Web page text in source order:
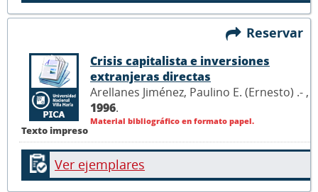
Reservar
Texto impreso
Crisis capitalista e inversiones
extranjeras directas
Arellanes Jiménez, Paulino E. (Ernesto) .- ,
1996.
Material bibliográfico en formato papel.
Ver ejemplares